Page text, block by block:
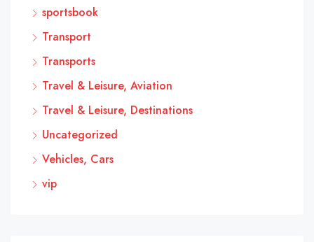
sportsbook
Transport
Transports
Travel & Leisure, Aviation
Travel & Leisure, Destinations
Uncategorized
Vehicles, Cars
vip